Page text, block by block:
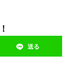
送る